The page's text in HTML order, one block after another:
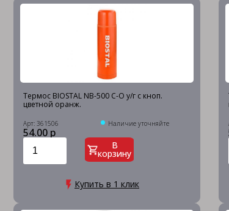
Термос BIOSTAL NB-500 C-O у/г с кноп.
цветной оранж.
Арт: 361506 Наличие уточняйте
54.00 р
В
корзину
Купить в 1 клик